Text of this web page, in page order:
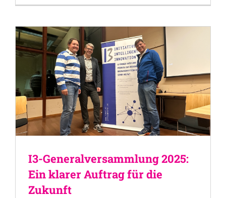
I3-Generalversammlung 2025:
Ein klarer Auftrag für die
Zukunft